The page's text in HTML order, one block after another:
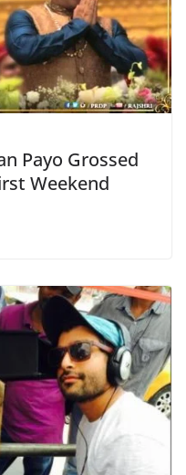
Payo Grossed
Weekend